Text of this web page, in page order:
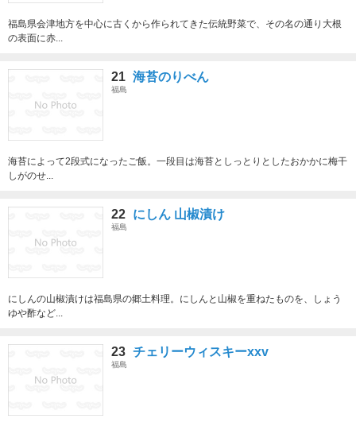
福島県会津地方を中心に古くから作られてきた伝統野菜で、その名の通り大根
の表面に赤...
21 海苔のりべん
福島
海苔によって2段式になったご飯。一段目は海苔としっとりとしたおかかに梅干
しがのせ...
22 にしん 山椒漬け
福島
にしんの山椒漬けは福島県の郷土料理。にしんと山椒を重ねたものを、しょう
ゆや酢など...
23 チェリーウィスキーxxv
福島